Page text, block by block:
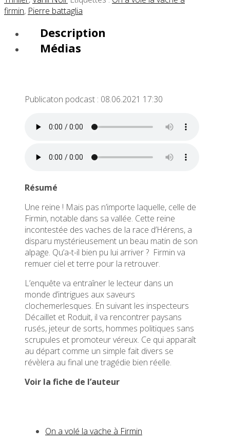
firmin, Pierre battaglia
Description
Médias
Publicaton podcast : 08.06.2021 17:30
Résumé
Une reine ! Mais pas n’importe laquelle, celle de
Firmin, notable dans sa vallée. Cette reine
incontestée des vaches de la race d’Hérens, a
disparu mystérieusement un beau matin de son
alpage. Qu’a-t-il bien pu lui arriver ? Firmin va
remuer ciel et terre pour la retrouver.
L’enquête va entraîner le lecteur dans un
monde d’intrigues aux saveurs
clochemerlesques. En suivant les inspecteurs
Décaillet et Roduit, il va rencontrer paysans
rusés, jeteur de sorts, hommes politiques sans
scrupules et promoteur véreux. Ce qui apparaît
au départ comme un simple fait divers se
révèlera au final une tragédie bien réelle.
Voir la fiche de l’auteur
On a volé la vache à Firmin